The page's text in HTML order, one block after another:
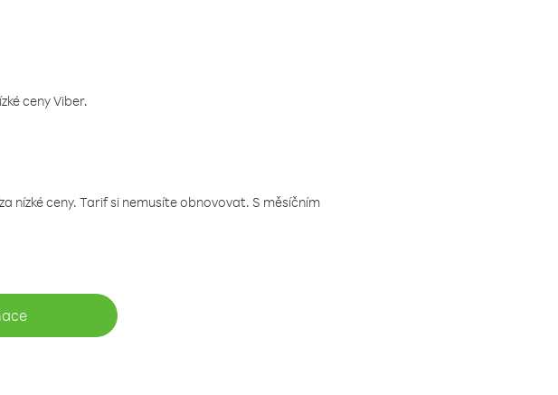
ceny Viber.
nízké ceny. Tarif si nemusíte obnovovat. S měsíčním